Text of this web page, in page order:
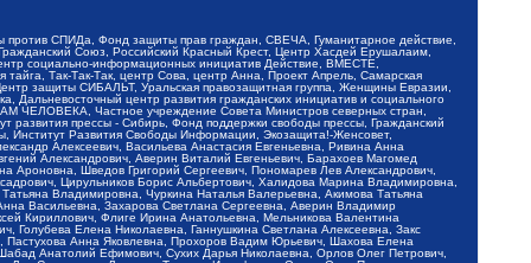
СПИДа, Фонд защиты прав граждан, СВЕЧА, Гуманитарное действие,
Союз, Российский Красный Крест, Центр Хасдей Ерушалаим,
социально-информационных инициатив Действие, ВМЕСТЕ,
Так-Так-Так, центр Сова, центр Анна, Проект Апрель, Самарская
защиты СИБАЛЬТ, Уральская правозащитная группа, Женщины Евразии,
Дальневосточный центр развития гражданских инициатив и социального
ЧЕЛОВЕКА, Частное учреждение Совета Министров северных стран,
прессы - Сибирь, Фонд поддержки свободы прессы, Гражданский
Институт Развития Свободы Информации, Экозащита!-Женсовет,
Алексеевич, Васильева Анастасия Евгеньевна, Ривина Анна
Александрович, Аверин Виталий Евгеньевич, Барахоев Магомед
Шведов Григорий Сергеевич, Пономарев Лев Александрович,
Цирульников Борис Альбертович, Халидова Марина Владимировна,
Владимировна, Чуркина Наталья Валерьевна, Акимова Татьяна
Васильевна, Захарова Светлана Сергеевна, Аверин Владимир
Кириллович, Флиге Ирина Анатольевна, Мельникова Валентина
Елена Николаевна, Ганнушкина Светлана Алексеевна, Закс
Анна Яковлевна, Прохоров Вадим Юрьевич, Шахова Елена
Анатолий Ефимович, Сухих Дарья Николаевна, Орлов Олег Петрович,